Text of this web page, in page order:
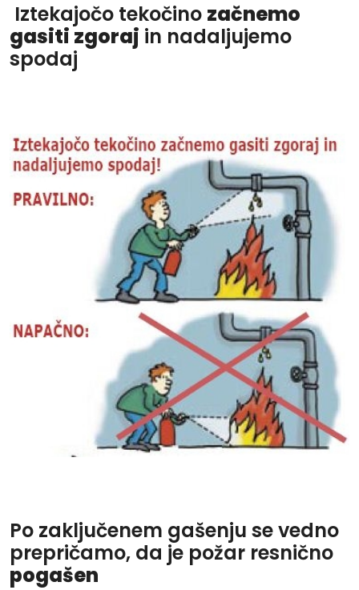
Iztekajočo tekočino začnemo
gasiti zgoraj in nadaljujemo
spodaj
Po zaključenem gašenju se vedno
prepričamo, da je požar resnično
pogašen